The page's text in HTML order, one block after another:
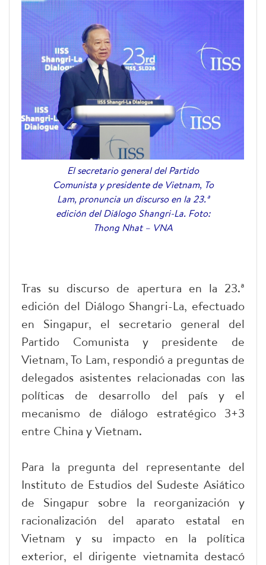
El secretario general del Partido
Comunista y presidente de Vietnam, To
Lam, pronuncia un discurso en la 23.ª
edición del Diálogo Shangri-La. Foto:
Thong Nhat – VNA
Tras su discurso de apertura en la 23.ª
edición del Diálogo Shangri-La, efectuado
en Singapur, el secretario general del
Partido Comunista y presidente de
Vietnam, To Lam, respondió a preguntas de
delegados asistentes relacionadas con las
políticas de desarrollo del país y el
mecanismo de diálogo estratégico 3+3
entre China y Vietnam.
Para la pregunta del representante del
Instituto de Estudios del Sudeste Asiático
de Singapur sobre la reorganización y
racionalización del aparato estatal en
Vietnam y su impacto en la política
exterior, el dirigente vietnamita destacó